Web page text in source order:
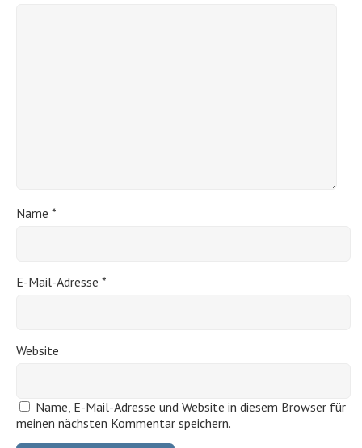
Name *
E-Mail-Adresse *
Website
Name, E-Mail-Adresse und Website in diesem Browser für
meinen nächsten Kommentar speichern.